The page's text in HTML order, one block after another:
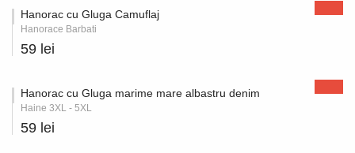
Hanorac cu Gluga Camuflaj
Hanorace Barbati
59 lei
Hanorac cu Gluga marime mare albastru denim
Haine 3XL - 5XL
59 lei